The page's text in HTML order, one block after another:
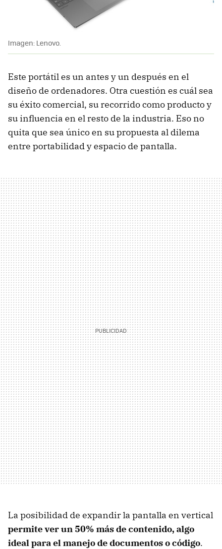
Imagen: Lenovo.
Este portátil es un antes y un después en el
diseño de ordenadores. Otra cuestión es cuál sea
su éxito comercial, su recorrido como producto y
su influencia en el resto de la industria. Eso no
quita que sea único en su propuesta al dilema
entre portabilidad y espacio de pantalla.
La posibilidad de expandir la pantalla en vertical
permite ver un 50% más de contenido, algo
ideal para el manejo de documentos o código.